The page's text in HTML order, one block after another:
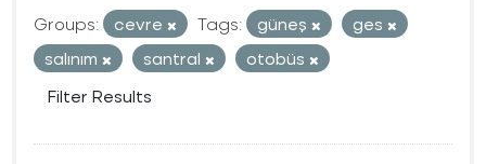
Groups: cevre Tags: güneş
ges
salınım
santral
otobüs
Filter Results